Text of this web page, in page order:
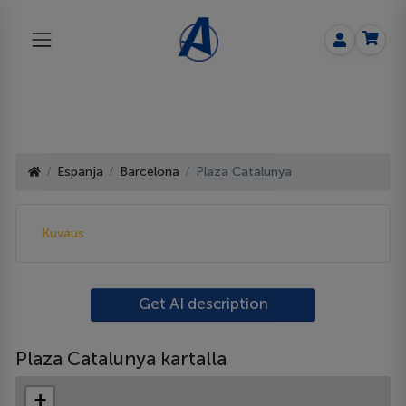
Espanja Barcelona Plaza Catalunya
Kuvaus
Get AI description
Plaza Catalunya kartalla
+